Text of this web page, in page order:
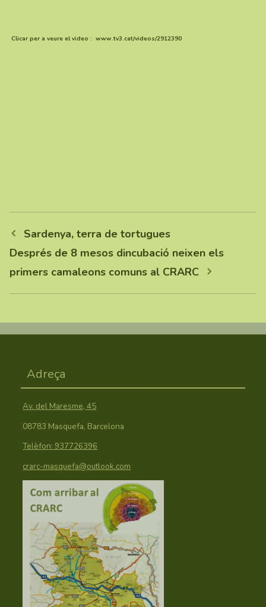
Clicar per a veure el video :www.tv3.cat/videos/2912390
Sardenya, terra de tortugues
Després de 8 mesos dincubació neixen els
primers camaleons comuns al CRARC
Adreça
Av. del Maresme, 45
08783 Masquefa, Barcelona
Telèfon: 937726396
crarc-masquefa@outlook.com